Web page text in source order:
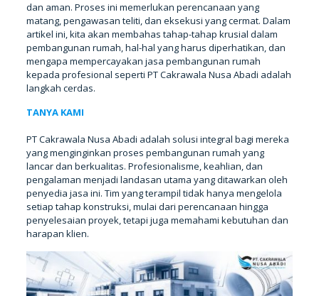
dan aman. Proses ini memerlukan perencanaan yang
matang, pengawasan teliti, dan eksekusi yang cermat. Dalam
artikel ini, kita akan membahas tahap-tahap krusial dalam
pembangunan rumah, hal-hal yang harus diperhatikan, dan
mengapa mempercayakan jasa pembangunan rumah
kepada profesional seperti PT Cakrawala Nusa Abadi adalah
langkah cerdas.
TANYA KAMI
PT Cakrawala Nusa Abadi adalah solusi integral bagi mereka
yang menginginkan proses pembangunan rumah yang
lancar dan berkualitas. Profesionalisme, keahlian, dan
pengalaman menjadi landasan utama yang ditawarkan oleh
penyedia jasa ini. Tim yang terampil tidak hanya mengelola
setiap tahap konstruksi, mulai dari perencanaan hingga
penyelesaian proyek, tetapi juga memahami kebutuhan dan
harapan klien.